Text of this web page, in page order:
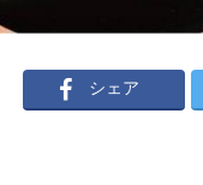
シェア